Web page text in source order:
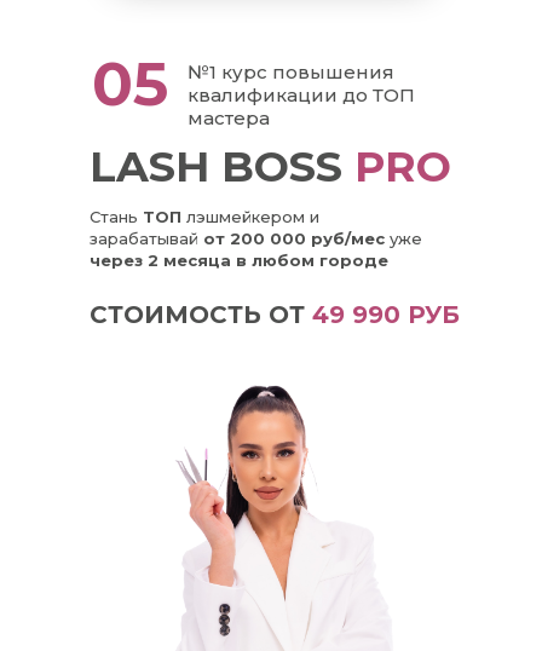
LASH BOSS PRO
№1 курс повышения
квалификации до ТОП
мастера
СТОИМОСТЬ ОТ 49 990 РУБ
05
Стань ТОП лэшмейкером и
зарабатывай от 200 000 руб/мес уже
через 2 месяца в любом городе